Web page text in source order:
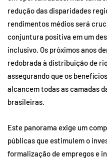
redução das disparidades
rendimentos médios será
conjuntura positiva em um
inclusivo. Os próximos anos
redobrada à distribuição de
assegurando que os
alcancem todas as camadas
brasileiras.
Este panorama exige um
públicas que estimulem o
formalização de empregos e